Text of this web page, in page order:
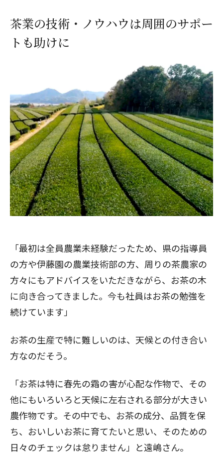
茶業の技術・ノウハウは周囲のサポー
トも助けに
「最初は全員農業未経験だったため、県の指導員
の方や伊藤園の農業技術部の方、周りの茶農家の
方々にもアドバイスをいただきながら、お茶の木
に向き合ってきました。今も社員はお茶の勉強を
続けています」
お茶の生産で特に難しいのは、天候との付き合い
方なのだそう。
「お茶は特に春先の霜の害が心配な作物で、その
他にもいろいろと天候に左右される部分が大きい
農作物です。その中でも、お茶の成分、品質を保
ち、おいしいお茶に育てたいと思い、そのための
日々のチェックは怠りません」と遠嶋さん。